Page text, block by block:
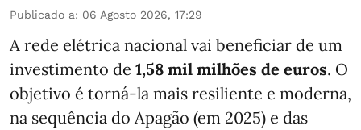
Publicado a: 06 Agosto 2026, 17:29
A rede elétrica nacional vai beneficiar de um
investimento de 1,58 mil milhões de euros. O
objetivo é torná-la mais resiliente e moderna,
na sequência do Apagão (em 2025) e das